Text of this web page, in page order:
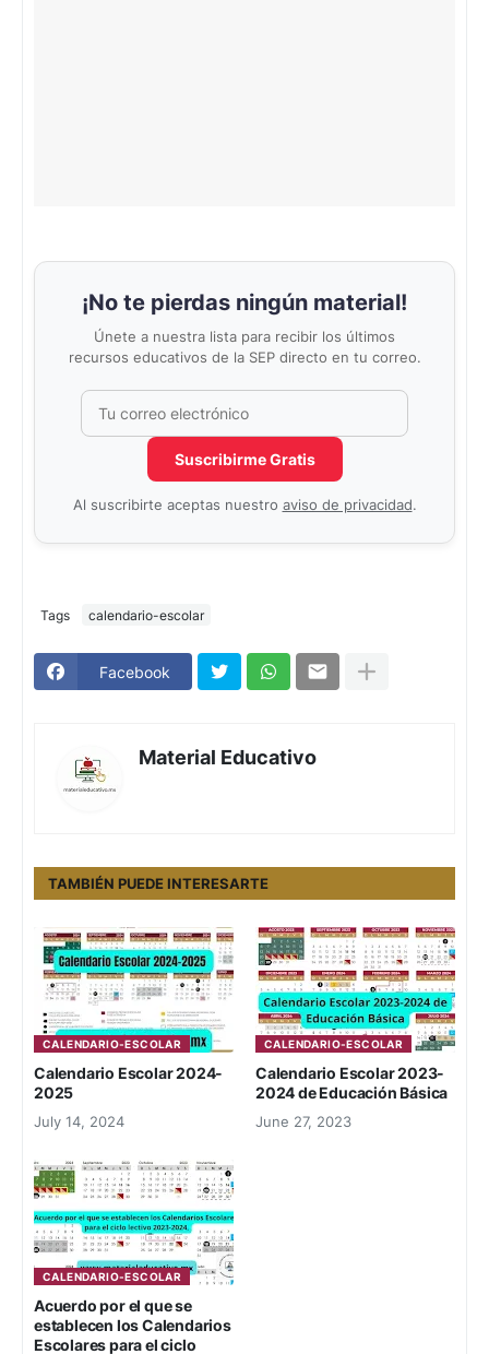
¡No te pierdas ningún material!
Únete a nuestra lista para recibir los últimos
recursos educativos de la SEP directo en tu correo.
No completar este campo
Suscribirme Gratis
Al suscribirte aceptas nuestro aviso de privacidad.
Tags calendario-escolar
Facebook
Material Educativo
TAMBIÉN PUEDE INTERESARTE
CALENDARIO-ESCOLAR
Calendario Escolar 2024-
2025
July 14, 2024
CALENDARIO-ESCOLAR
Calendario Escolar 2023-
2024 de Educación Básica
June 27, 2023
CALENDARIO-ESCOLAR
Acuerdo por el que se
establecen los Calendarios
Escolares para el ciclo